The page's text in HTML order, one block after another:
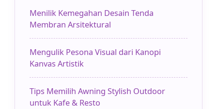
Menilik Kemegahan Desain Tenda
Membran Arsitektural
Mengulik Pesona Visual dari Kanopi
Kanvas Artistik
Tips Memilih Awning Stylish Outdoor
untuk Kafe & Resto